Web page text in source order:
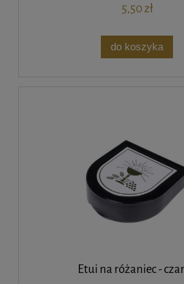
5,50 zł
do koszyka
Etui na różaniec -